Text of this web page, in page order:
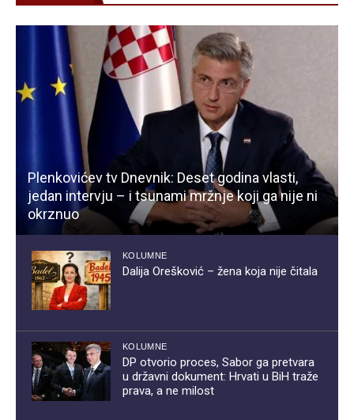
Plenkovićev tv Dnevnik: Deset godina vlasti,
jedan intervju – i tsunami mržnje koji ga nije ni
okrznuo
KOLUMNE
Dalija Orešković – žena koja nije čitala
KOLUMNE
DP otvorio proces, Sabor ga pretvara
u državni dokument: Hrvati u BiH traže
prava, a ne milost